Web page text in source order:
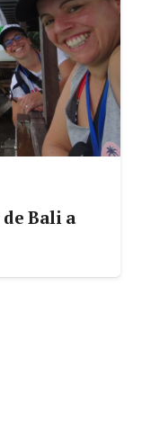
de Bali a